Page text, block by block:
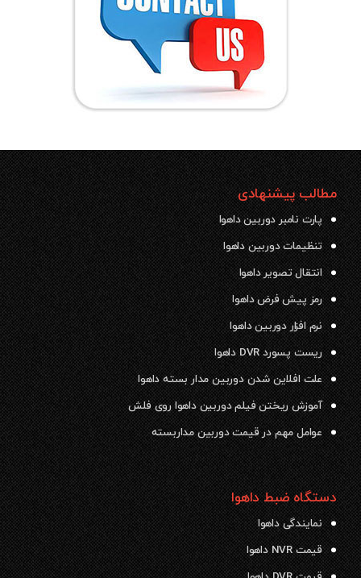
مطالب پیشنهادی
پارت نامبر دوربین داهوا
تنظیمات دوربین داهوا
انتقال تصویر داهوا
رمز پیش فرض داهوا
نرم افزار دوربین داهوا
ریست پسورد DVR داهوا
علت افلاین شدن دوربین مدار بسته داهوا
آموزش ریختن فیلم دوربین داهوا روی فلش
عوامل مهم در قیمت دوربین مداربسته
دستگاه ضبط داهوا
نمایندگی داهوا
قیمت NVR داهوا